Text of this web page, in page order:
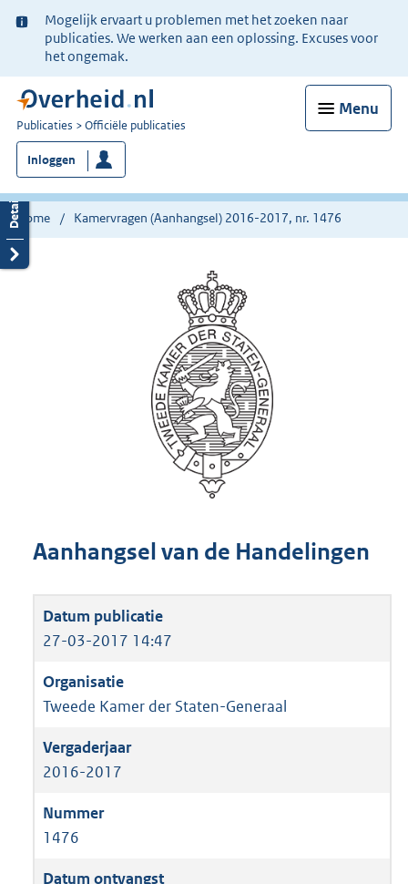
Ter
informatie:
Mogelijk ervaart u problemen met het zoeken naar
publicaties. We werken aan een oplossing. Excuses voor
het ongemak.
Menu
U
bent
nu
hier:
Publicaties Officiële publicaties
Inloggen
Home Kamervragen (Aanhangsel) 2016-2017, nr. 1476
Aanhangsel van de Handelingen
27-03-2017 14:47
Tweede Kamer der Staten-Generaal
2016-2017
1476